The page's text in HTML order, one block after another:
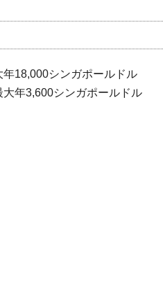
18,000シンガポールドル
年3,600シンガポールドル